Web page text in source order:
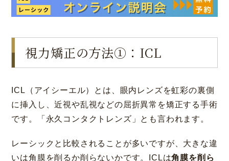
視力矯正の方法①：ICL
ICL（アイシーエル）とは、眼内レンズを虹彩の裏側
に挿入し、近視や乱視などの屈折異常を矯正する手術
です。「永久コンタクトレンズ」とも言われます。
レーシックと比較されることが多いですが、大きな違
いは角膜を削るか削らないかです。ICLは角膜を削ら